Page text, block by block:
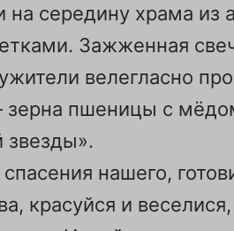
на середину храма
Зажженная
велегласно
зерна пшеницы с
звезды».
нашего,
красуйся и